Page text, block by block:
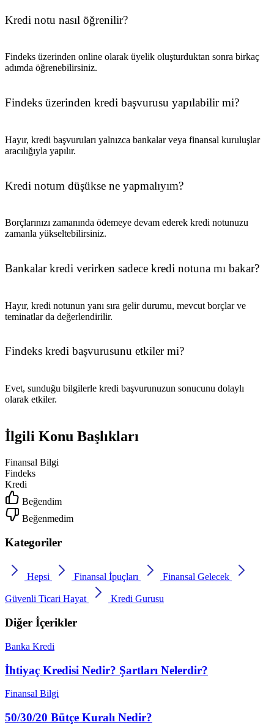
Kredi notu nasıl öğrenilir?
Findeks üzerinden online olarak üyelik oluşturduktan sonra birkaç
adımda öğrenebilirsiniz.
Findeks üzerinden kredi başvurusu yapılabilir mi?
Hayır, kredi başvuruları yalnızca bankalar veya finansal kuruluşlar
aracılığıyla yapılır.
Kredi notum düşükse ne yapmalıyım?
Borçlarınızı zamanında ödemeye devam ederek kredi notunuzu
zamanla yükseltebilirsiniz.
Bankalar kredi verirken sadece kredi notuna mı bakar?
Hayır, kredi notunun yanı sıra gelir durumu, mevcut borçlar ve
teminatlar da değerlendirilir.
Findeks kredi başvurusunu etkiler mi?
Evet, sunduğu bilgilerle kredi başvurunuzun sonucunu dolaylı
olarak etkiler.
İlgili Konu Başlıkları
Finansal Bilgi
Findeks
Kredi
Beğendim
Beğenmedim
Kategoriler
Hepsi Finansal İpuçları Finansal Gelecek
Güvenli Ticari Hayat Kredi Gurusu
Diğer İçerikler
Banka Kredi
İhtiyaç Kredisi Nedir? Şartları Nelerdir?
Finansal Bilgi
50/30/20 Bütçe Kuralı Nedir?